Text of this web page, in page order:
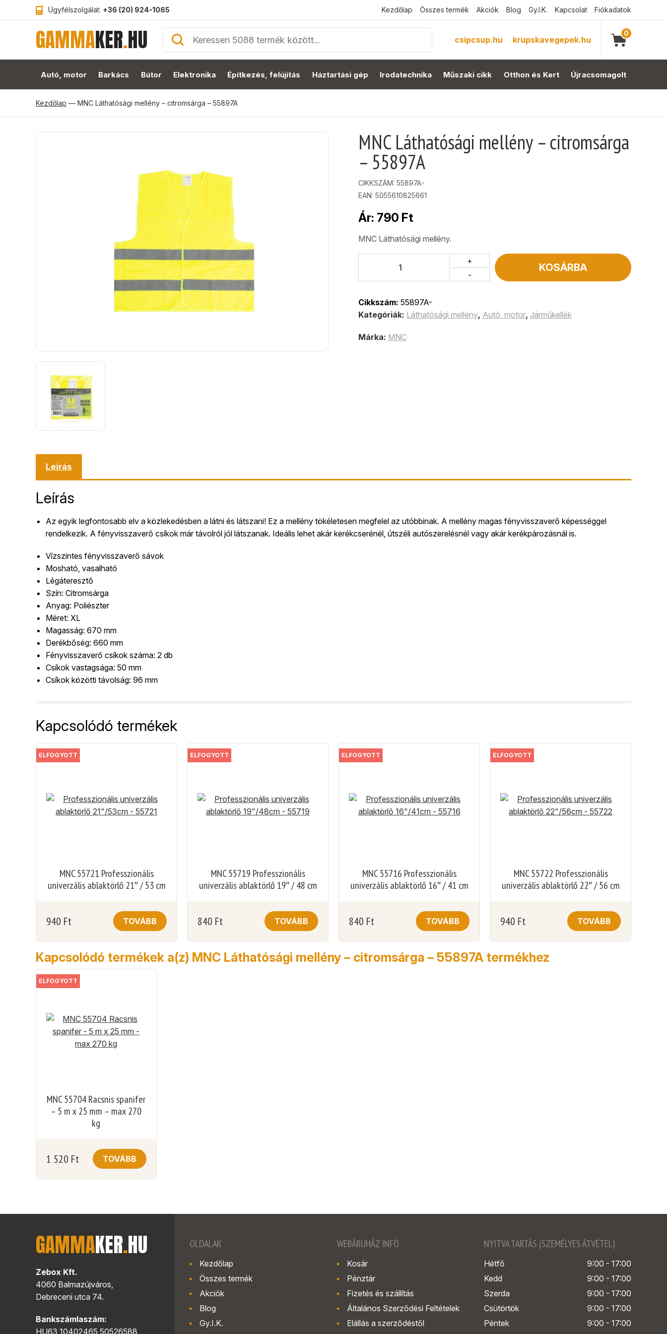
Ügyfélszolgálat: +36 (20) 924-1065 Kezdőlap Összes termék Akciók Blog Gy.I.K. Kapcsolat Fiókadatok
GAMMAKER.HU csipcsup.hu krupskavegepek.hu
0
Autó, motor Barkács Bútor Elektronika Építkezés, felújítás Háztartási gép Irodatechnika Műszaki cikk Otthon és Kert Újracsomagolt
Kezdőlap — MNC Láthatósági mellény – citromsárga – 55897A
MNC Láthatósági mellény – citromsárga
– 55897A
CIKKSZÁM: 55897A-
EAN: 5055610825661
Ár: 790 Ft
MNC Láthatósági mellény.
-
+
KOSÁRBA
Cikkszám: 55897A-
Kategóriák: Láthatósági mellény, Autó, motor, Járműkellék
Márka: MNC
Leírás
Leírás
Az egyik legfontosabb elv a közlekedésben a látni és látszani! Ez a mellény tökéletesen megfelel az utóbbinak. A mellény magas fényvisszaverő képességgel
rendelkezik. A fényvisszaverő csíkok már távolról jól látszanak. Ideális lehet akár kerékcserénél, útszéli autószerelésnél vagy akár kerékpározásnál is.
Vízszintes fényvisszaverő sávok
Mosható, vasalható
Légáteresztő
Szín: Citromsárga
Anyag: Poliészter
Méret: XL
Magasság: 670 mm
Derékbőség: 660 mm
Fényvisszaverő csíkok száma: 2 db
Csíkok vastagsága: 50 mm
Csíkok közötti távolság: 96 mm
Kapcsolódó termékek
ELFOGYOTT
MNC 55721 Professzionális
univerzális ablaktörlő 21″ / 53 cm
940 Ft TOVÁBB
ELFOGYOTT
MNC 55719 Professzionális
univerzális ablaktörlő 19″ / 48 cm
840 Ft TOVÁBB
ELFOGYOTT
MNC 55716 Professzionális
univerzális ablaktörlő 16″ / 41 cm
840 Ft TOVÁBB
ELFOGYOTT
MNC 55722 Professzionális
univerzális ablaktörlő 22″ / 56 cm
940 Ft TOVÁBB
Kapcsolódó termékek a(z) MNC Láthatósági mellény – citromsárga – 55897A termékhez
ELFOGYOTT
MNC 55704 Racsnis spanifer
– 5 m x 25 mm – max 270
kg
1 520 Ft TOVÁBB
GAMMAKER.HU
Zebox Kft.
4060 Balmazújváros,
Debreceni utca 74.
Bankszámlaszám:
HU63 10402465 50526588
OLDALAK
Kezdőlap
Összes termék
Akciók
Blog
Gy.I.K.
WEBÁRUHÁZ INFÓ
Kosár
Pénztár
Fizetés és szállítás
Általános Szerződési Feltételek
Elállás a szerződéstől
NYITVA TARTÁS (SZEMÉLYES ÁTVÉTEL)
Hétfő
9:00 - 17:00
Kedd
9:00 - 17:00
Szerda
9:00 - 17:00
Csütörtök
9:00 - 17:00
Péntek
9:00 - 17:00